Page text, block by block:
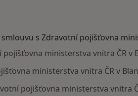
s Zdravotní pojišťovna
ministerstva vnitra ČR v
ministerstva vnitra ČR v
pojišťovna ministerstva vnitra